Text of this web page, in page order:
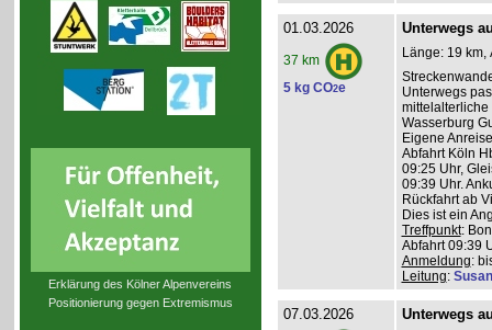
Erklärung des Kölner Alpenvereins
Positionierung gegen Extremismus
01.03.2026
37 km
5 kg CO2e
Unterwegs
Länge: 19 km,
Unterwegs
mittelalterliche
Wasserburg
Eigene
Abfahrt Köln
09:25 Uhr,
09:39 Uhr.
Rückfahrt ab
Dies ist ein
Treffpunkt:
Abfahrt 09:39
Anmeldung:
Leitung:
07.03.2026 Unterwegs